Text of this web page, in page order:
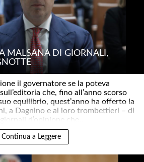
MALSANA DI GIORNALI,
il governatore se la poteva
che, fino all’anno scorso
equilibrio, quest’anno ha offerto la
a Dagnino e ai loro trombettieri – di
d’opinione che..
Continua a Leggere